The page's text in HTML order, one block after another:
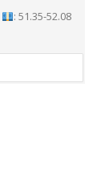
: 51.35-52.08